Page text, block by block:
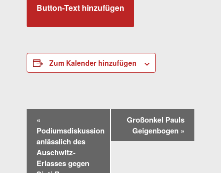
Button-Text hinzufügen
Zum Kalender hinzufügen
NAVIGATION
«
Podiumsdiskussion
anlässlich des
Auschwitz-
Erlasses gegen
Großonkel Pauls
Geigenbogen »